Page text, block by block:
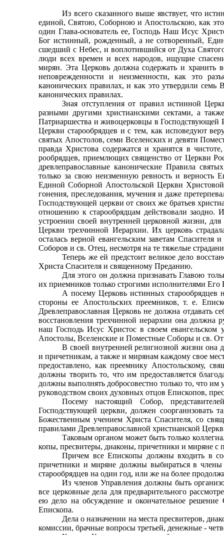
Из всего сказанного выше явствует, что
единой, Святою, Соборною и Апостольскою, как
один Глава-основатель ее, Господь Наш Исус
Бог истинный, рожденный, а не сотворенный,
сшедший с Небес, и воплотившийся от Духа
люди всех времен и всех народов, ищущие
мирян. Эта Церковь должна содержать и хранить
неповрежденности и неизменности, как это
канонических правилах, и как это утвердили
канонических правилах.
Зная отступления от правил истинной
разными другими христианскими сектами, а
Патриаршества и живоцерковцы в Господствующей
Церкви старообрядцев и с тем, как исповедуют
святых Апостолов, семи Вселенских и девяти
правда Христова содержатся и хранятся в
рообрядцев, приемлющих священство от Церкви
древлеправославные канонические Правила
только за свою неизменную ревность и верность
Единой Соборной Апо­стольской Церкви
гонения, преследования, му­чения и даже
Господствующей церкви от своих же братьев
отношению к старообрядцам действовали заодно.
устроении своей внутренней церковной жизни,
Церкви трехчинной Иерар­хии. Их церковь
осталась верной евангельским заветам
Соборов и св. Отец, несмотря на те тяжелые
Теперь же ей предстоит великое дело
Христа Спасителя и священному Преданию.
Для этого он должна признавать Главою
их приемников только строгими исполнителями Его
А посему Церковь истинных старообрядцев
стороны ее Апостольских преемников, т. е.
Древлеправославная Церковь не должна отдавать
восстановления трехчинной иерархии она должна
наш Господь Исус Христос в своем
Апостолы, Вселенские и Поместные Собо­ры и св.
В своей внутренней религиозной жизни она
и причетникам, а также и мирянам каждому свое
предоставлено, как преемнику Апостольскому,
должны творить то, что им предоставляется
должны выполнять добросовестно только то, что
руководством своих духовных отцов Епископов,
Посему настоящий Собор,
Господствующей церкви, должен соорганнзовать
Божественным уче­нием Христа Спасителя, со
правилами Древлеправославной христианской
Таковым органом может быть только
копы, пресвитеры, диаконы, причетники и миряне с
Причем все Епископы должны входить в
причетники и миряне должны выбираться в
старооб­рядцев на один год, или же на более
Из членов Управления должны быть
все церковные дела для предварительного
ею дело на обсуждение и окончательное решение
Епископа.
Дела о назначении на места пресвитеров,
комиссии, брачные вопросы третьей, денежные -